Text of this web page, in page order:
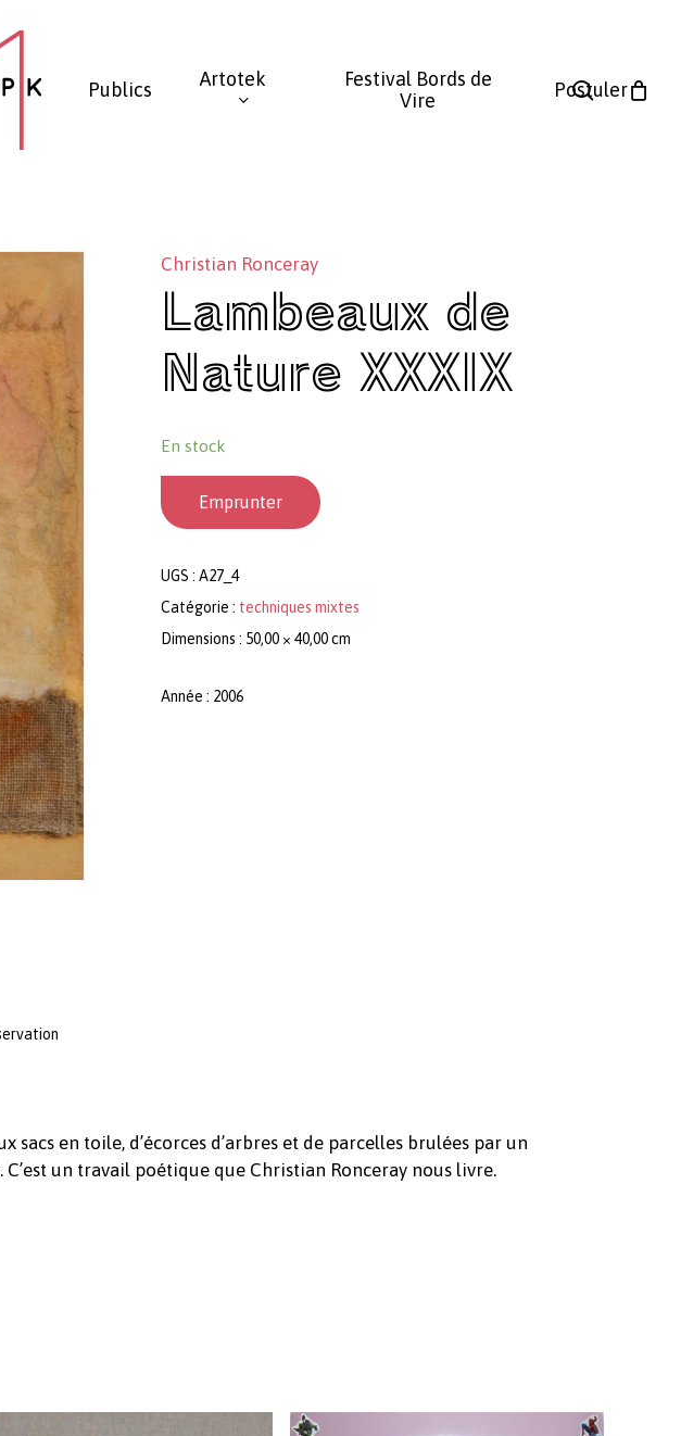
Publics Artotek
Festival Bords de
Vire
Postuler
search
panier
Votre panier est vide.
Christian Ronceray
Lambeaux de
Nature XXXIX
En stock
Emprunter
UGS : A27_4
Catégorie : techniques mixtes
Dimensions : 50,00 × 40,00 cm
Année : 2006
en toile, d’écorces d’arbres et de parcelles brulées par un
un travail poétique que Christian Ronceray nous livre.